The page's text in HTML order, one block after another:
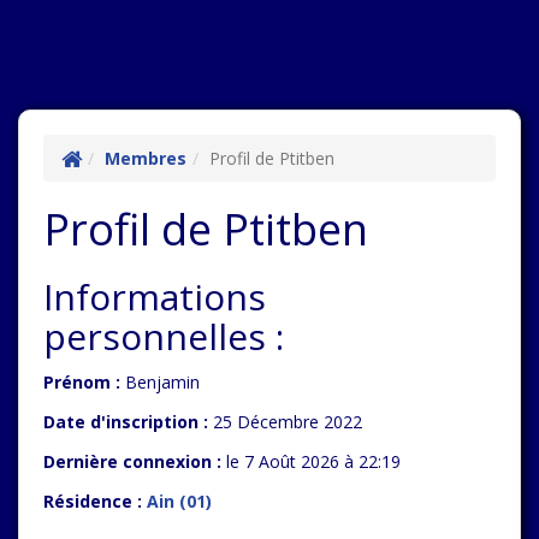
Membres Profil de Ptitben
Profil de Ptitben
Informations
personnelles :
Prénom : Benjamin
Date d'inscription : 25 Décembre 2022
Dernière connexion : le 7 Août 2026 à 22:19
Résidence : Ain (01)